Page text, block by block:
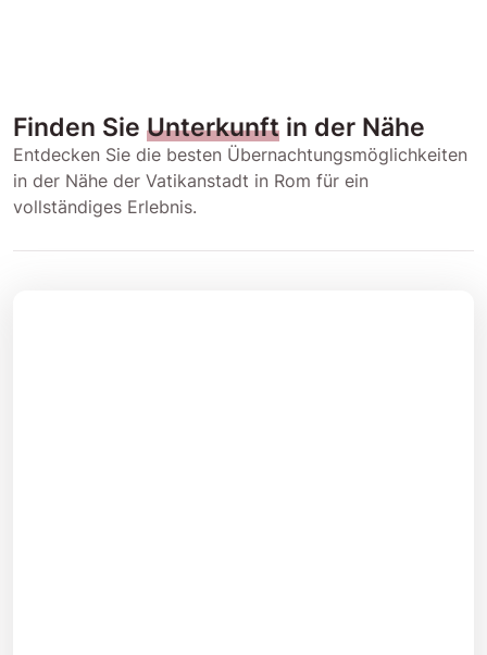
Finden Sie Unterkunft in der Nähe
Entdecken Sie die besten Übernachtungsmöglichkeiten
in der Nähe der Vatikanstadt in Rom für ein
vollständiges Erlebnis.